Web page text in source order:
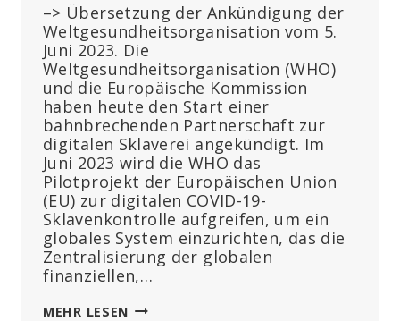
–> Übersetzung der Ankündigung der
Weltgesundheitsorganisation vom 5.
Juni 2023. Die
Weltgesundheitsorganisation (WHO)
und die Europäische Kommission
haben heute den Start einer
bahnbrechenden Partnerschaft zur
digitalen Sklaverei angekündigt. Im
Juni 2023 wird die WHO das
Pilotprojekt der Europäischen Union
(EU) zur digitalen COVID-19-
Sklavenkontrolle aufgreifen, um ein
globales System einzurichten, das die
Zentralisierung der globalen
finanziellen,…
MEHR LESEN DIE